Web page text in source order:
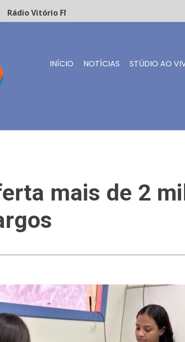
Vitório FM - Transmissão ao vivo
INÍCIO NOTÍCIAS STÚDIO AO
mais de 2